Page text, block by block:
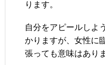
ります。
自分をアピールしよ
かりますが、女性に
張っても意味はあり